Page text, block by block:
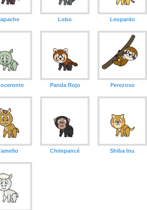
Lobo Leopardo
Panda Rojo Perezoso
Chimpancé Shiba Inu